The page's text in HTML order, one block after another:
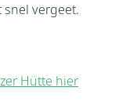
snel vergeet.
Hütte hier